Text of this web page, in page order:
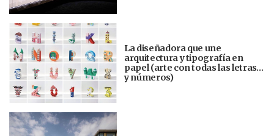
La diseñadora que une
arquitectura y tipografía en
papel (arte con todas las letras…
y números)